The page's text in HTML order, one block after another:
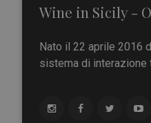
Wine in Sicily -
Nato il 22 aprile 2016
sistema di interazione